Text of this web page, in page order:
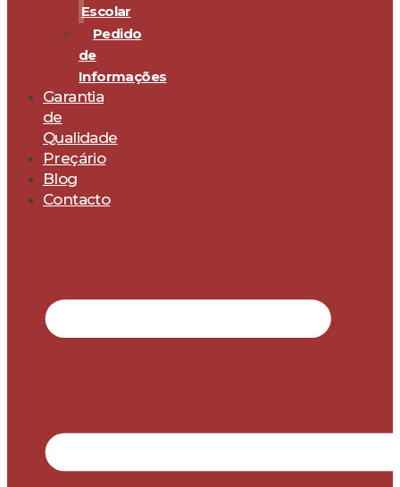
Escolar
Pedido
de
Informações
Garantia
de
Qualidade
Preçário
Blog
Contacto